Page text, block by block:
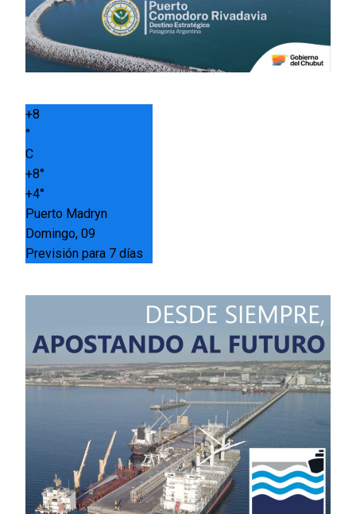
+8
°
C
+8°
+4°
Puerto Madryn
Domingo, 09
Previsión para 7 días